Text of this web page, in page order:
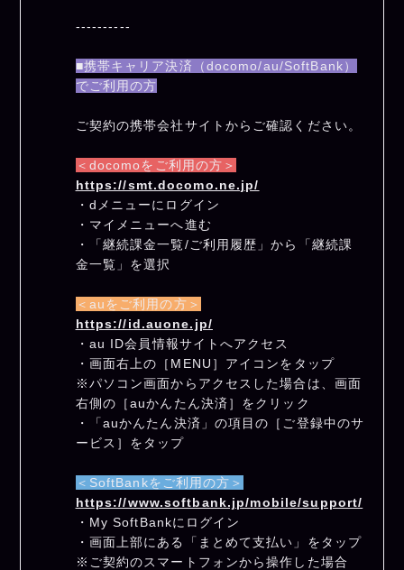
----------
■携帯キャリア決済（docomo/au/SoftBank）
でご利用の方
ご契約の携帯会社サイトからご確認ください。
＜docomoをご利用の方＞
https://smt.docomo.ne.jp/
・dメニューにログイン
・マイメニューへ進む
・「継続課金一覧/ご利用履歴」から「継続課
金一覧」を選択
＜auをご利用の方＞
https://id.auone.jp/
・au ID会員情報サイトへアクセス
・画面右上の［MENU］アイコンをタップ
※パソコン画面からアクセスした場合は、画面
右側の［auかんたん決済］をクリック
・「auかんたん決済」の項目の［ご登録中のサ
ービス］をタップ
＜SoftBankをご利用の方＞
https://www.softbank.jp/mobile/support/
・My SoftBankにログイン
・画面上部にある「まとめて支払い」をタップ
※ご契約のスマートフォンから操作した場合